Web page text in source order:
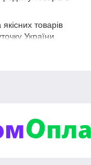
товарів
України.
:
розташування
;